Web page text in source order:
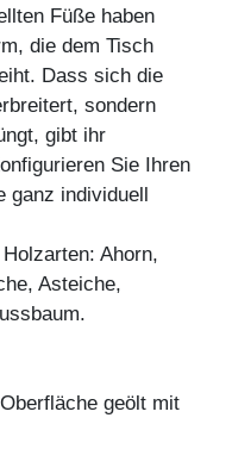
Füße haben
die dem Tisch
Dass sich die
sondern
gibt ihr
Sie Ihren
ganz individuell
Ahorn,
Asteiche,
geölt mit